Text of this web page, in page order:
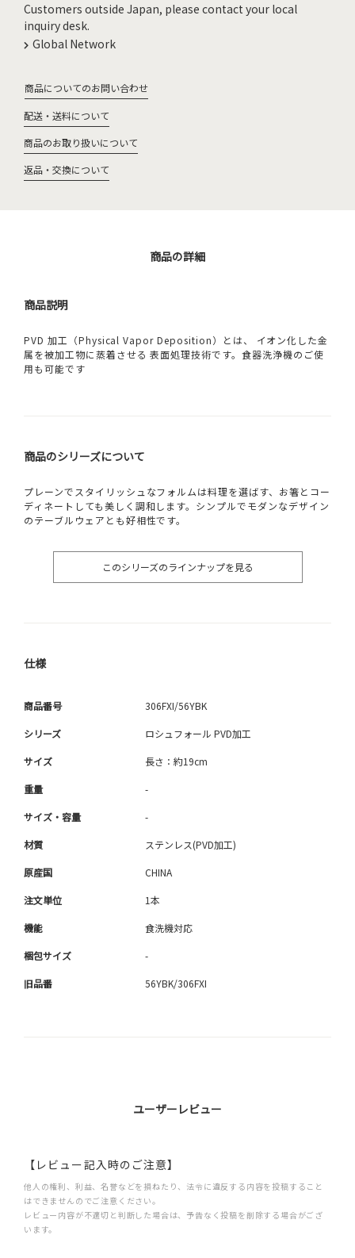
Customers outside Japan, please contact your local
inquiry desk.
Global Network
商品についてのお問い合わせ
配送・送料について
商品のお取り扱いについて
返品・交換について
商品の詳細
商品説明
PVD 加工（Physical Vapor Deposition）とは、 イオン化した金
属を被加工物に蒸着させる 表面処理技術です。食器洗浄機のご使
用も可能です
商品のシリーズについて
プレーンでスタイリッシュなフォルムは料理を選ばす、お箸とコー
ディネートしても美しく調和します。シンプルでモダンなデザイン
のテーブルウェアとも好相性です。
このシリーズのラインナップを見る
仕様
商品番号 306FXI/56YBK
シリーズ ロシュフォール PVD加工
サイズ 長さ：約19cm
重量 -
サイズ・容量 -
材質 ステンレス(PVD加工)
原産国 CHINA
注文単位 1本
機能 食洗機対応
梱包サイズ -
旧品番 56YBK/306FXI
ユーザーレビュー
【レビュー記入時のご注意】
他人の権利、利益、名誉などを損ねたり、法令に違反する内容を投稿すること
はできませんのでご注意ください。
レビュー内容が不適切と判断した場合は、予告なく投稿を削除する場合がござ
います。